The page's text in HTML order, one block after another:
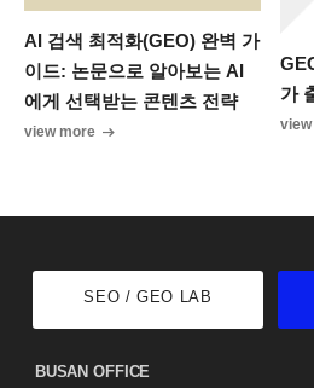
AI 검색 최적화(GEO) 완벽 가
이드: 논문으로 알아보는 AI
에게 선택받는 콘텐츠 전략
view more
가
SEO / GEO LAB
BUSAN OFFICE